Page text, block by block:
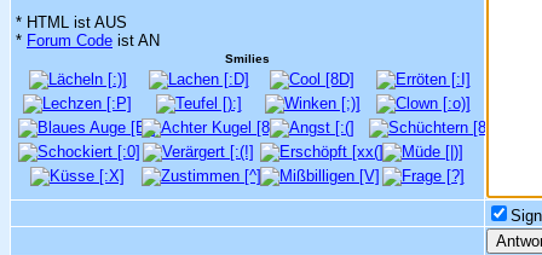
* HTML ist AUS
* Forum Code ist AN
Smilies